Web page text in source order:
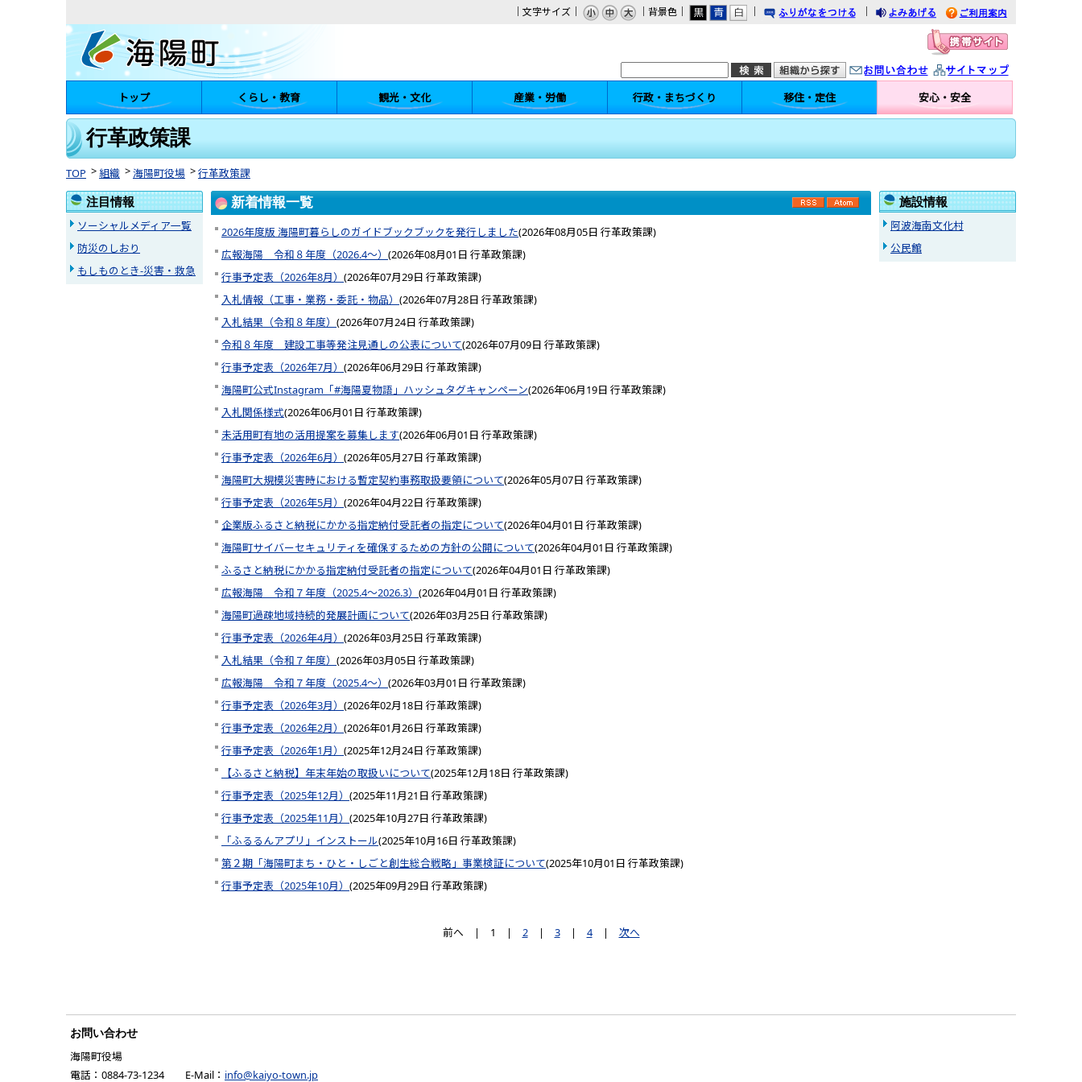
｜文字サイズ｜ ｜背景色｜
みあげる
利用案内
問い合わせ イトマップ
トップ くらし・教育 観光・文化 産業・労働 行政・まちづくり 移住・定住 安心・安全
行革政策課
TOP 組織 海陽町役場 行革政策課
RSS Atom
新着情報一覧
2026年度版 海陽町暮らしのガイドブックブックを発行しました(2026年08月05日 行革政策課)
広報海陽 令和８年度（2026.4〜） (2026年08月01日 行革政策課)
行事予定表（2026年8月） (2026年07月29日 行革政策課)
入札情報（工事・業務・委託・物品） (2026年07月28日 行革政策課)
入札結果（令和８年度） (2026年07月24日 行革政策課)
令和８年度 建設工事等発注見通しの公表について(2026年07月09日 行革政策課)
行事予定表（2026年7月） (2026年06月29日 行革政策課)
海陽町公式Instagram「#海陽夏物語」ハッシュタグキャンペーン(2026年06月19日 行革政策課)
入札関係様式(2026年06月01日 行革政策課)
未活用町有地の活用提案を募集します(2026年06月01日 行革政策課)
行事予定表（2026年6月） (2026年05月27日 行革政策課)
海陽町大規模災害時における暫定契約事務取扱要領について(2026年05月07日 行革政策課)
行事予定表（2026年5月） (2026年04月22日 行革政策課)
企業版ふるさと納税にかかる指定納付受託者の指定について(2026年04月01日 行革政策課)
海陽町サイバーセキュリティを確保するための方針の公開について(2026年04月01日 行革政策課)
ふるさと納税にかかる指定納付受託者の指定について(2026年04月01日 行革政策課)
広報海陽 令和７年度（2025.4〜2026.3） (2026年04月01日 行革政策課)
海陽町過疎地域持続的発展計画について(2026年03月25日 行革政策課)
行事予定表（2026年4月） (2026年03月25日 行革政策課)
入札結果（令和７年度） (2026年03月05日 行革政策課)
広報海陽 令和７年度（2025.4〜） (2026年03月01日 行革政策課)
行事予定表（2026年3月） (2026年02月18日 行革政策課)
行事予定表（2026年2月） (2026年01月26日 行革政策課)
行事予定表（2026年1月） (2025年12月24日 行革政策課)
【ふるさと納税】年末年始の取扱いについて(2025年12月18日 行革政策課)
行事予定表（2025年12月） (2025年11月21日 行革政策課)
行事予定表（2025年11月） (2025年10月27日 行革政策課)
「ふるるんアプリ」インストール(2025年10月16日 行革政策課)
第２期「海陽町まち・ひと・しごと創生総合戦略」事業検証について(2025年10月01日 行革政策課)
行事予定表（2025年10月） (2025年09月29日 行革政策課)
前へ | 1 | 2 | 3 | 4 | 次へ
注目情報
ソーシャルメディア一覧
防災のしおり
もしものとき-災害・救急
施設情報
阿波海南文化村
公民館
お問い合わせ
海陽町役場
電話：0884-73-1234 E-Mail： info@kaiyo-town.jp